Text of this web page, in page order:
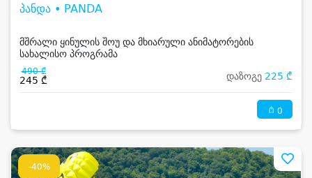
პანდა • PANDA
მშრალი ყინულის შოუ და მხიარული ანიმატორების
სახალისო პროგრამა
490 ₾
245 ₾ დაზოგე 225 ₾
0
-40%